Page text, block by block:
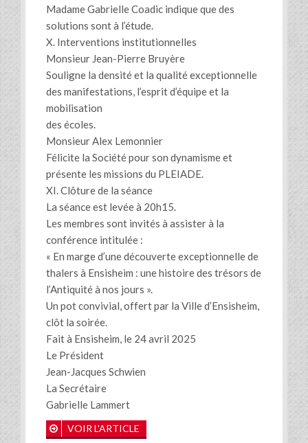
Madame Gabrielle Coadic indique que des
solutions sont à l’étude.
X. Interventions institutionnelles
Monsieur Jean-Pierre Bruyère
Souligne la densité et la qualité exceptionnelle
des manifestations, l’esprit d’équipe et la
mobilisation
des écoles.
Monsieur Alex Lemonnier
Félicite la Société pour son dynamisme et
présente les missions du PLEIADE.
XI. Clôture de la séance
La séance est levée à 20h15.
Les membres sont invités à assister à la
conférence intitulée :
« En marge d’une découverte exceptionnelle de
thalers à Ensisheim : une histoire des trésors de
l’Antiquité à nos jours ».
Un pot convivial, offert par la Ville d’Ensisheim,
clôt la soirée.
Fait à Ensisheim, le 24 avril 2025
Le Président
Jean-Jacques Schwien
La Secrétaire
Gabrielle Lammert
VOIR L'ARTICLE